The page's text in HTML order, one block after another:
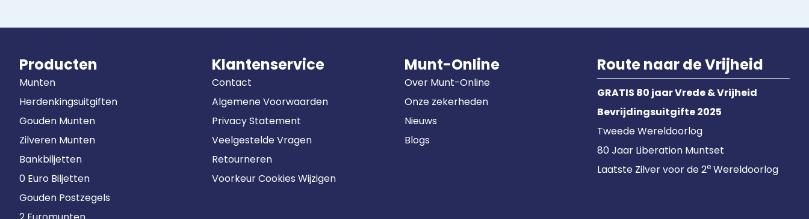
Producten
Munten
Herdenkingsuitgiften
Gouden Munten
Zilveren Munten
Bankbiljetten
0 Euro Biljetten
Gouden Postzegels
Klantenservice
Contact
Algemene Voorwaarden
Privacy Statement
Veelgestelde Vragen
Retourneren
Voorkeur Cookies Wijzigen
Munt-Online
Over Munt-Online
Onze zekerheden
Nieuws
Blogs
Route naar de Vrijheid
GRATIS 80 jaar Vrede & Vrijheid
Bevrijdingsuitgifte 2025
Tweede Wereldoorlog
80 Jaar Liberation Muntset
Laatste Zilver voor de 2e Wereldoorlog